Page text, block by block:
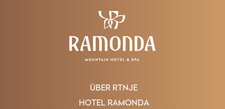
ÜBER RTNJE
HOTEL RAMONDA